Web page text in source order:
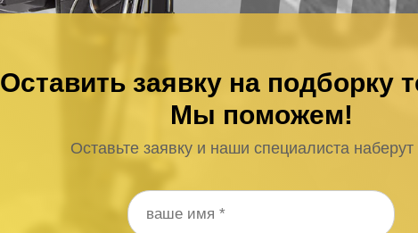
Оставить заявку на подборку
Мы поможем!
Оставьте заявку и наши специалиста